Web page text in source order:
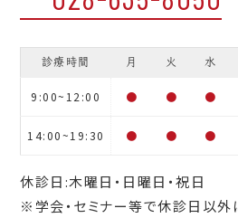
診療時間 月 火 水
9:00~12:00 ● ● ●
14:00~19:30 ● ● ●
休診日:木曜日・日曜日・祝日
※学会・セミナー等で休診日以外